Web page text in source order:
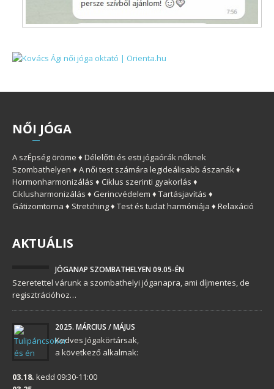
NŐI JÓGA
A szÉpség öröme ♦ Délelőtti és esti jógaórák nőknek
Szombathelyen ♦ A női test számára legideálisabb ászanák ♦
Hormonharmonizálás ♦ Ciklus szerinti gyakorlás ♦
Ciklusharmonizálás ♦ Gerincvédelem ♦ Tartásjavítás ♦
Gátizomtorna ♦ Stretching ♦ Test és tudat harmóniája ♦ Relaxáció
AKTUÁLIS
JÓGANAP SZOMBATHELYEN 09.05-ÉN
Szeretettel várunk a szombathelyi jóganapra, ami díjmentes, de
regisztrációhoz…
2025. MÁRCIUS / MÁJUS
Kedves Jógakörtársak,
a következő alkalmak:
03.18. kedd 09:30-11:00